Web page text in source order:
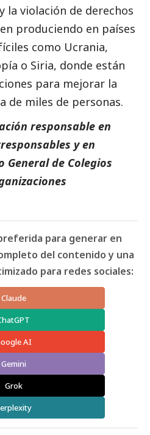
la violación de derechos
produciendo en países
como Ucrania,
o Siria, donde están
para mejorar la
de miles de personas.
responsable en
y en
General de Colegios
para generar en
del contenido y una
para redes sociales:
Claude
AI
Gemini
Grok